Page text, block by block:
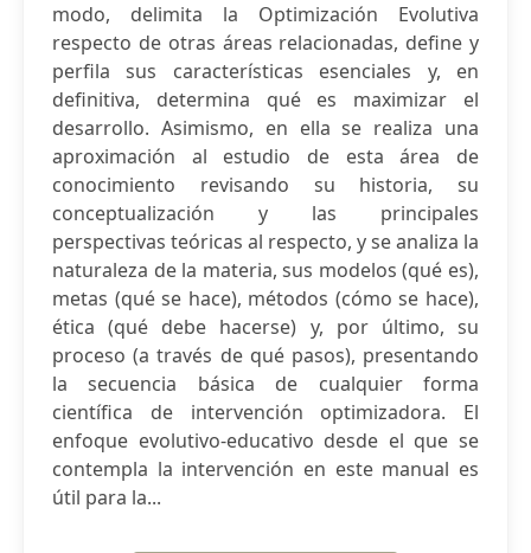
modo, delimita la Optimización Evolutiva
respecto de otras áreas relacionadas, define y
perfila sus características esenciales y, en
definitiva, determina qué es maximizar el
desarrollo. Asimismo, en ella se realiza una
aproximación al estudio de esta área de
conocimiento revisando su historia, su
conceptualización y las principales
perspectivas teóricas al respecto, y se analiza la
naturaleza de la materia, sus modelos (qué es),
metas (qué se hace), métodos (cómo se hace),
ética (qué debe hacerse) y, por último, su
proceso (a través de qué pasos), presentando
la secuencia básica de cualquier forma
científica de intervención optimizadora. El
enfoque evolutivo-educativo desde el que se
contempla la intervención en este manual es
útil para la...